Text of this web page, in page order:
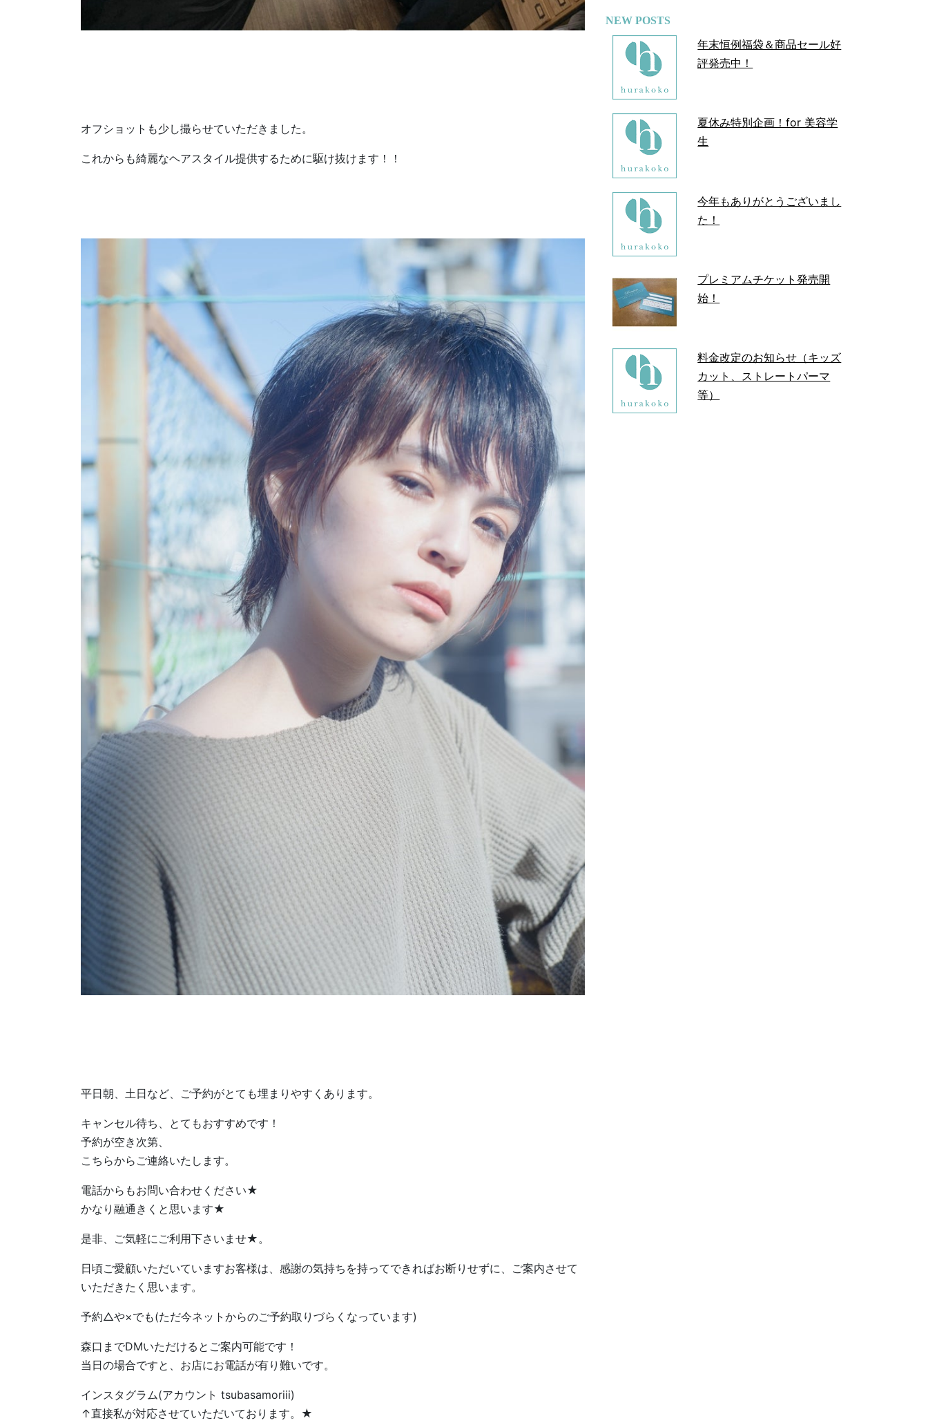
オフショットも少し撮らせていただきました。
これからも綺麗なヘアスタイル提供するために駆け抜けます！！
平日朝、土日など、ご予約がとても埋まりやすくあります。
キャンセル待ち、とてもおすすめです！
予約が空き次第、
こちらからご連絡いたします。
電話からもお問い合わせください★
かなり融通きくと思います★
是非、ご気軽にご利用下さいませ★。
日頃ご愛顧いただいていますお客様は、感謝の気持ちを持ってできればお断りせずに、ご案内させて
いただきたく思います。
予約△や×でも(ただ今ネットからのご予約取りづらくなっています)
森口までDMいただけるとご案内可能です！
当日の場合ですと、お店にお電話が有り難いです。
インスタグラム(アカウント tsubasamoriii)
↑直接私が対応させていただいております。★
NEW POSTS
年末恒例福袋＆商品セール好
評発売中！
夏休み特別企画！for 美容学
生
今年もありがとうございまし
た！
プレミアムチケット発売開
始！
料金改定のお知らせ（キッズ
カット、ストレートパーマ
等）